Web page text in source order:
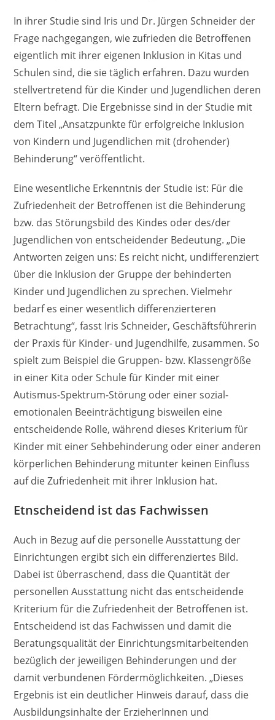
In ihrer Studie sind Iris und Dr. Jürgen Schneider der
Frage nachgegangen, wie zufrieden die Betroffenen
eigentlich mit ihrer eigenen Inklusion in Kitas und
Schulen sind, die sie täglich erfahren. Dazu wurden
stellvertretend für die Kinder und Jugendlichen deren
Eltern befragt. Die Ergebnisse sind in der Studie mit
dem Titel „Ansatzpunkte für erfolgreiche Inklusion
von Kindern und Jugendlichen mit (drohender)
Behinderung“ veröffentlicht.
Eine wesentliche Erkenntnis der Studie ist: Für die
Zufriedenheit der Betroffenen ist die Behinderung
bzw. das Störungsbild des Kindes oder des/der
Jugendlichen von entscheidender Bedeutung. „Die
Antworten zeigen uns: Es reicht nicht, undifferenziert
über die Inklusion der Gruppe der behinderten
Kinder und Jugendlichen zu sprechen. Vielmehr
bedarf es einer wesentlich differenzierteren
Betrachtung“, fasst Iris Schneider, Geschäftsführerin
der Praxis für Kinder- und Jugendhilfe, zusammen. So
spielt zum Beispiel die Gruppen- bzw. Klassengröße
in einer Kita oder Schule für Kinder mit einer
Autismus-Spektrum-Störung oder einer sozial-
emotionalen Beeinträchtigung bisweilen eine
entscheidende Rolle, während dieses Kriterium für
Kinder mit einer Sehbehinderung oder einer anderen
körperlichen Behinderung mitunter keinen Einfluss
auf die Zufriedenheit mit ihrer Inklusion hat.
Etnscheidend ist das Fachwissen
Auch in Bezug auf die personelle Ausstattung der
Einrichtungen ergibt sich ein differenziertes Bild.
Dabei ist überraschend, dass die Quantität der
personellen Ausstattung nicht das entscheidende
Kriterium für die Zufriedenheit der Betroffenen ist.
Entscheidend ist das Fachwissen und damit die
Beratungsqualität der Einrichtungsmitarbeitenden
bezüglich der jeweiligen Behinderungen und der
damit verbundenen Fördermöglichkeiten. „Dieses
Ergebnis ist ein deutlicher Hinweis darauf, dass die
Ausbildungsinhalte der ErzieherInnen und